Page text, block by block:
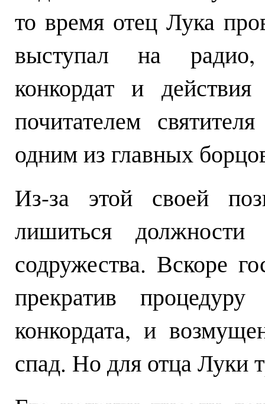
то время отец Лука
выступал на радио,
конкордат и
почитателем
одним из главных
Из-за этой своей
лишиться должности
содружества. Вскоре
прекратив
конкордата, и
спад. Но для отца Луки